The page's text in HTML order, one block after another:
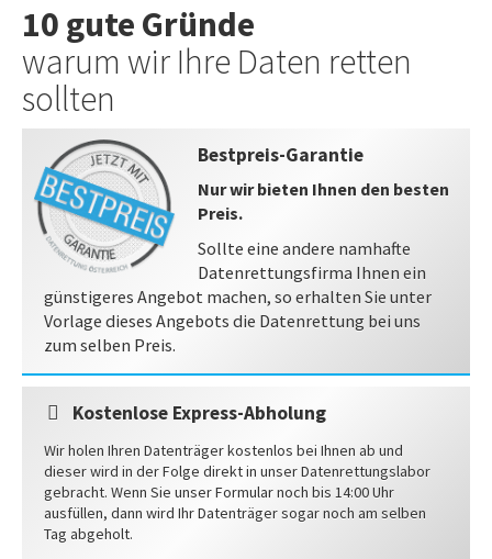
10 gute Gründe
warum wir Ihre Daten retten
sollten
Bestpreis-Garantie
Nur wir bieten Ihnen den besten
Preis.
Sollte eine andere namhafte
Datenrettungsfirma Ihnen ein
günstigeres Angebot machen, so erhalten Sie unter
Vorlage dieses Angebots die Datenrettung bei uns
zum selben Preis.
Kostenlose Express-Abholung
Wir holen Ihren Datenträger kostenlos bei Ihnen ab und
dieser wird in der Folge direkt in unser Datenrettungslabor
gebracht. Wenn Sie unser Formular noch bis 14:00 Uhr
ausfüllen, dann wird Ihr Datenträger sogar noch am selben
Tag abgeholt.